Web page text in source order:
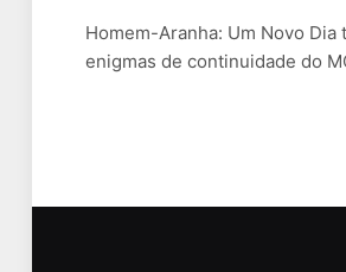
Homem-Aranha: Um Novo
enigmas de continuidade do